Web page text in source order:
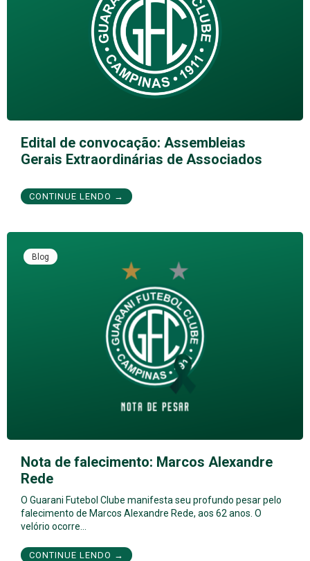
Edital de convocação: Assembleias
Gerais Extraordinárias de Associados
CONTINUE LENDO →
Blog
Nota de falecimento: Marcos Alexandre
Rede
O Guarani Futebol Clube manifesta seu profundo pesar pelo
falecimento de Marcos Alexandre Rede, aos 62 anos. O
velório ocorre…
CONTINUE LENDO →